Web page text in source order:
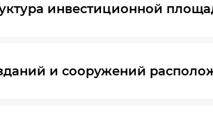
инвестиционной
и сооружений